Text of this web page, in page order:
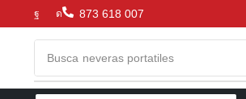
873 618 007
Busca neveras portatiles